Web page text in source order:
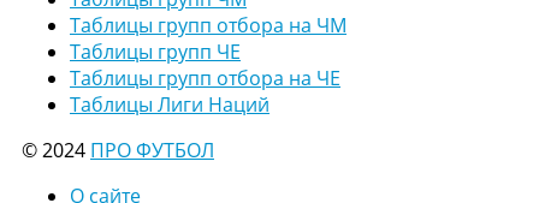
Таблицы групп отбора на ЧМ
Таблицы групп ЧЕ
Таблицы групп отбора на ЧЕ
Таблицы Лиги Наций
© 2024 ПРО ФУТБОЛ
О сайте